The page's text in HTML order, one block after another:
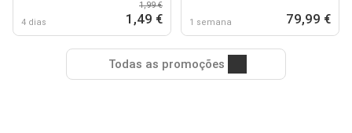
4 dias
1,99 €
1,49 € 1 semana 79,99 €
Todas as promoções